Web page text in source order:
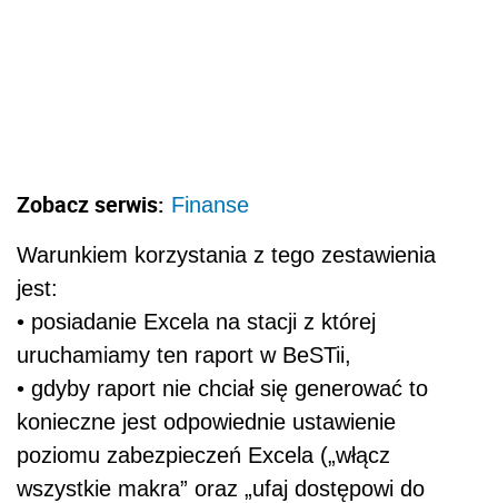
Zobacz serwis: Finanse
Warunkiem korzystania z tego zestawienia
jest:
• posiadanie Excela na stacji z której
uruchamiamy ten raport w BeSTii,
• gdyby raport nie chciał się generować to
konieczne jest odpowiednie ustawienie
poziomu zabezpieczeń Excela („włącz
wszystkie makra” oraz „ufaj dostępowi do